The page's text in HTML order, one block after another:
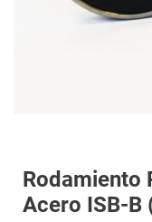
Rodamiento
Acero ISB-B